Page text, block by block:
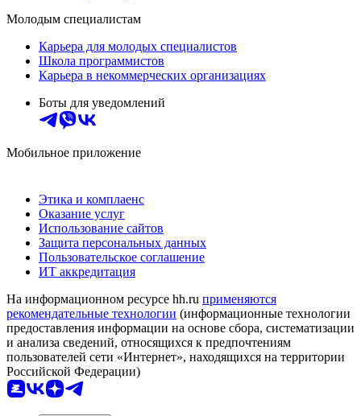
Молодым специалистам
Карьера для молодых специалистов
Школа программистов
Карьера в некоммерческих организациях
Боты для уведомлений
Мобильное приложение
Этика и комплаенс
Оказание услуг
Использование сайтов
Защита персональных данных
Пользовательское соглашение
ИТ аккредитация
На информационном ресурсе hh.ru применяются
рекомендательные технологии (информационные технологии
предоставления информации на основе сбора, систематизации
и анализа сведений, относящихся к предпочтениям
пользователей сети «Интернет», находящихся на территории
Российской Федерации)